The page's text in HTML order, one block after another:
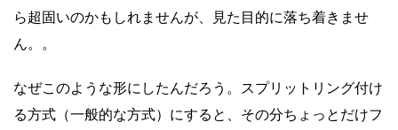
ら超固いのかもしれませんが、見た目的に落ち着きませ
ん。。
なぜこのような形にしたんだろう。スプリットリング付け
る方式（一般的な方式）にすると、その分ちょっとだけフ